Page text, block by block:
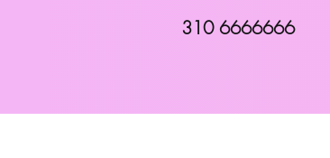
310 6666666